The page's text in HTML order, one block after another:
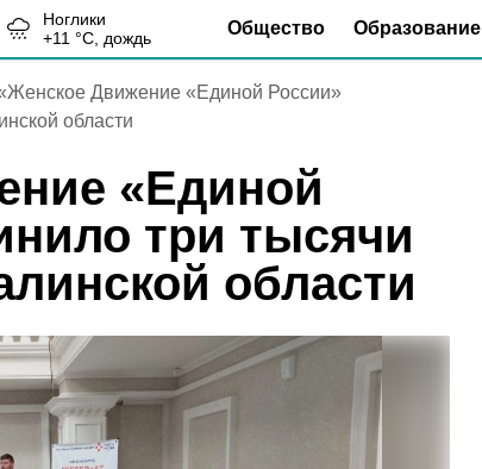
Ноглики
+11 °С, дождь Общество Образование
Движение «Единой России»
области
«Единой
три тысячи
области